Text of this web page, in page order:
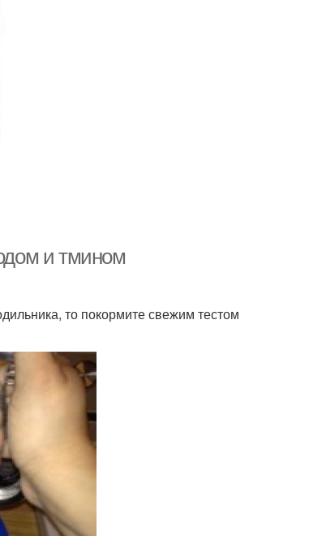
и тмином
то покормите свежим тестом